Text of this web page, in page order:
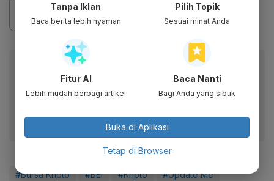
Baca artikel ini lewat aplikasi mobile.
Dapatkan pengalaman membaca lebih nyaman dan nikmati
fitur menarik lainnya lewat aplikasi mobile Katadata.
#Bursa Kripto #BEI #Kripto #Update Me
Tanpa Iklan
Baca berita lebih nyaman
Pilih Topik
Sesuai minat Anda
Fitur AI
Lebih mudah berbagi artikel
Baca Nanti
Bagi Anda yang sibuk
Buka di Aplikasi
Tetap di Browser